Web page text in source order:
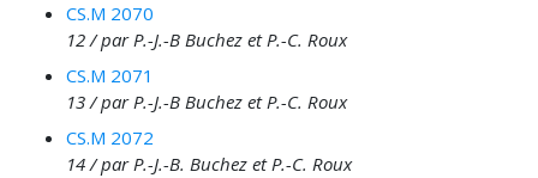
CS.M 2070
12 / par P.-J.-B Buchez et P.-C. Roux
CS.M 2071
13 / par P.-J.-B Buchez et P.-C. Roux
CS.M 2072
14 / par P.-J.-B. Buchez et P.-C. Roux